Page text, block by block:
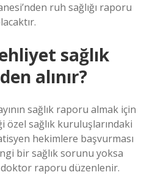
ruh sağlığı raporu
sağlık
alınır?
sağlık raporu almak için
özel sağlık kuruluşlarındaki
hekimlere başvurması
bir sağlık sorunu yoksa
raporu düzenlenir.